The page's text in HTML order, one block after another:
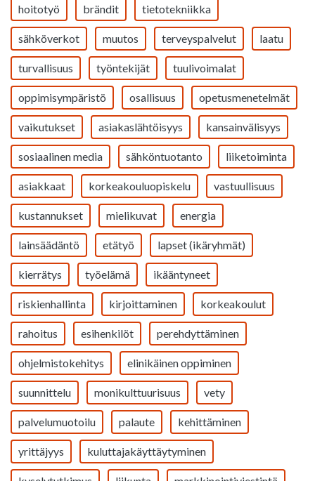
hoitotyö brändit tietotekniikka
sähköverkot muutos terveyspalvelut laatu
turvallisuus työntekijät tuulivoimalat
oppimisympäristö osallisuus opetusmenetelmät
vaikutukset asiakaslähtöisyys kansainvälisyys
sosiaalinen media sähköntuotanto liiketoiminta
asiakkaat korkeakouluopiskelu vastuullisuus
kustannukset mielikuvat energia
lainsäädäntö etätyö lapset (ikäryhmät)
kierrätys työelämä ikääntyneet
riskienhallinta kirjoittaminen korkeakoulut
rahoitus esihenkilöt perehdyttäminen
ohjelmistokehitys elinikäinen oppiminen
suunnittelu monikulttuurisuus vety
palvelumuotoilu palaute kehittäminen
yrittäjyys kuluttajakäyttäytyminen